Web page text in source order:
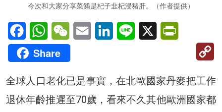
今次和大家分享菜餚是杞子韭杞浸豬肝。（作者提供）
FacebookWhatsAppWeChatEmail LinkedInLine X
Share
全球人口老化已是事實，在北歐國家丹麥把工作
退休年齡推遲至70歲，看來不久其他歐洲國家都